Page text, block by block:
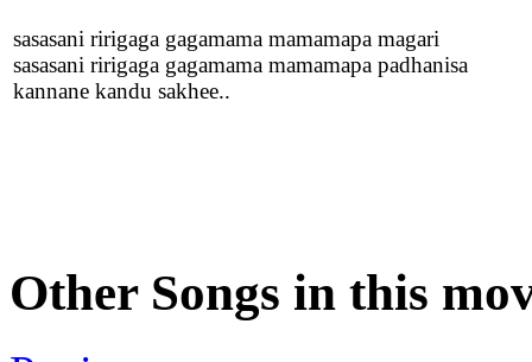
sasasani ririgaga gagamama mamamapa magari
sasasani ririgaga gagamama mamamapa padhanisa
kannane kandu sakhee..
Other Songs in this